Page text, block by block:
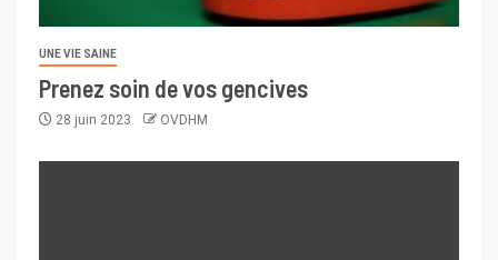
UNE VIE SAINE
Prenez soin de vos gencives
28 juin 2023 OVDHM